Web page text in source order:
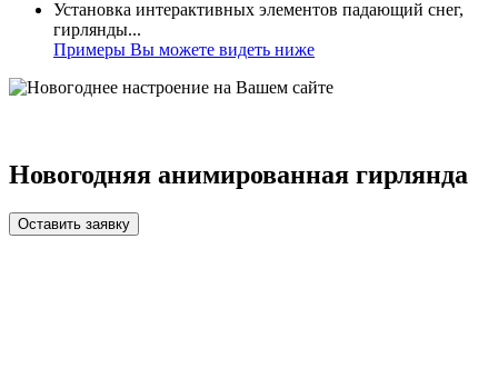
Установка интерактивных элементов падающий снег,
гирлянды...
Примеры Вы можете видеть ниже
Новогодняя анимированная гирлянда
Оставить заявку